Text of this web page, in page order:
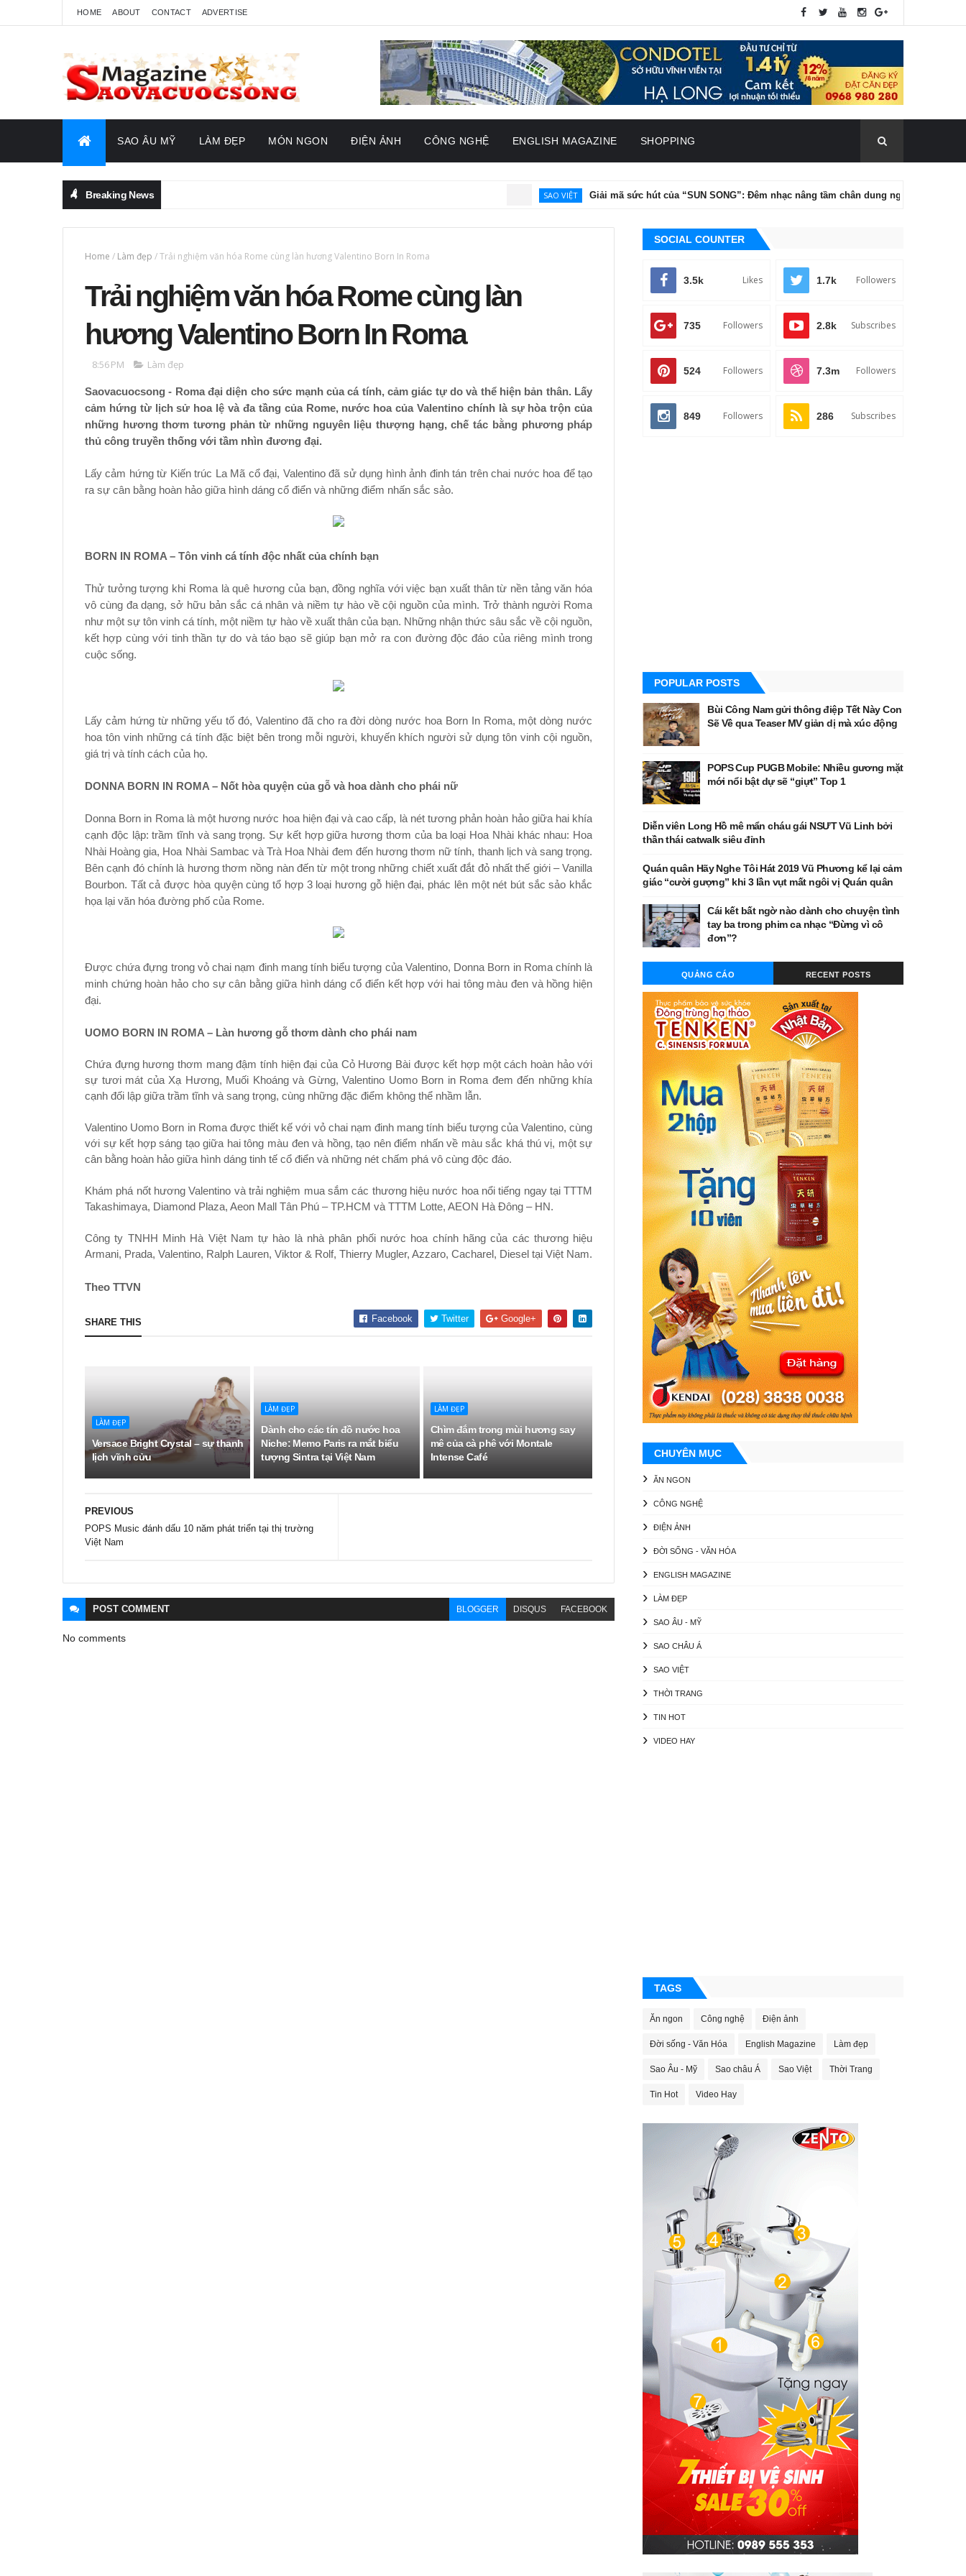
HOME ABOUT CONTACT ADVERTISE
SAO ÂU MỸ LÀM ĐẸP MÓN NGON ĐIỆN ẢNH CÔNG NGHỆ ENGLISH MAGAZINE SHOPPING
Breaking News Giải mã sức hút của “SUN SONG”: Đêm nhạc nâng tầm chân dung nghệ thuật của Tăng
Home / Làm đẹp /Trải nghiệm văn hóa Rome cùng làn hương Valentino Born In Roma
Trải nghiệm văn hóa Rome cùng làn
hương Valentino Born In Roma
8:56 PM Làm đẹp
Saovacuocsong - Roma đại diện cho sức mạnh của cá tính, cảm giác tự do và thể hiện bản thân. Lấy
cảm hứng từ lịch sử hoa lệ và đa tầng của Rome, nước hoa của Valentino chính là sự hòa trộn của
những hương thơm tương phản từ những nguyên liệu thượng hạng, chế tác bằng phương pháp
thủ công truyền thống với tầm nhìn đương đại.
Lấy cảm hứng từ Kiến trúc La Mã cổ đại, Valentino đã sử dụng hình ảnh đinh tán trên chai nước hoa để tạo
ra sự cân bằng hoàn hảo giữa hình dáng cổ điển và những điểm nhấn sắc sảo.
BORN IN ROMA – Tôn vinh cá tính độc nhất của chính bạn
Thử tưởng tượng khi Roma là quê hương của bạn, đồng nghĩa với việc bạn xuất thân từ nền tảng văn hóa
vô cùng đa dạng, sở hữu bản sắc cá nhân và niềm tự hào về cội nguồn của mình. Trở thành người Roma
như một sự tôn vinh cá tính, một niềm tự hào về xuất thân của bạn. Những nhận thức sâu sắc về cội nguồn,
kết hợp cùng với tinh thần tự do và táo bạo sẽ giúp bạn mở ra con đường độc đáo của riêng mình trong
cuộc sống.
Lấy cảm hứng từ những yếu tố đó, Valentino đã cho ra đời dòng nước hoa Born In Roma, một dòng nước
hoa tôn vinh những cá tính đặc biệt bên trong mỗi người, khuyến khích người sử dụng tôn vinh cội nguồn,
giá trị và tính cách của họ.
DONNA BORN IN ROMA – Nốt hòa quyện của gỗ và hoa dành cho phái nữ
Donna Born in Roma là một hương nước hoa hiện đại và cao cấp, là nét tương phản hoàn hảo giữa hai khía
cạnh độc lập: trầm tĩnh và sang trọng. Sự kết hợp giữa hương thơm của ba loại Hoa Nhài khác nhau: Hoa
Nhài Hoàng gia, Hoa Nhài Sambac và Trà Hoa Nhài đem đến hương thơm nữ tính, thanh lịch và sang trọng.
Bên cạnh đó chính là hương thơm nồng nàn đến từ một trong những chiết xuất đắt đỏ nhất thế giới – Vanilla
Bourbon. Tất cả được hòa quyện cùng tổ hợp 3 loại hương gỗ hiện đại, phác lên một nét bút sắc sảo khắc
họa lại văn hóa đường phố của Rome.
Được chứa đựng trong vỏ chai nạm đinh mang tính biểu tượng của Valentino, Donna Born in Roma chính là
minh chứng hoàn hảo cho sự cân bằng giữa hình dáng cổ điển kết hợp với hai tông màu đen và hồng hiện
đại.
UOMO BORN IN ROMA – Làn hương gỗ thơm dành cho phái nam
Chứa đựng hương thơm mang đậm tính hiện đại của Cỏ Hương Bài được kết hợp một cách hoàn hảo với
sự tươi mát của Xạ Hương, Muối Khoáng và Gừng, Valentino Uomo Born in Roma đem đến những khía
cạnh đối lập giữa trầm tĩnh và sang trọng, cùng những đặc điểm không thể nhầm lẫn.
Valentino Uomo Born in Roma được thiết kế với vỏ chai nạm đinh mang tính biểu tượng của Valentino, cùng
với sự kết hợp sáng tạo giữa hai tông màu đen và hồng, tạo nên điểm nhấn về màu sắc khá thú vị, một sự
cân bằng hoàn hảo giữa hình dáng tinh tế cổ điển và những nét chấm phá vô cùng độc đáo.
Khám phá nốt hương Valentino và trải nghiệm mua sắm các thương hiệu nước hoa nổi tiếng ngay tại TTTM
Takashimaya, Diamond Plaza, Aeon Mall Tân Phú – TP.HCM và TTTM Lotte, AEON Hà Đông – HN.
Công ty TNHH Minh Hà Việt Nam tự hào là nhà phân phối nước hoa chính hãng của các thương hiệu
Armani, Prada, Valentino, Ralph Lauren, Viktor & Rolf, Thierry Mugler, Azzaro, Cacharel, Diesel tại Việt Nam.
Theo TTVN
SHARE THIS Facebook Twitter Google+
LÀM ĐẸP
Versace Bright Crystal – sự thanh
lịch vĩnh cửu
LÀM ĐẸP
Dành cho các tín đồ nước hoa
Niche: Memo Paris ra mắt biểu
tượng Sintra tại Việt Nam
LÀM ĐẸP
Chìm đắm trong mùi hương say
mê của cà phê với Montale
Intense Café
PREVIOUS
POPS Music đánh dấu 10 năm phát triển tại thị trường
Việt Nam
POST COMMENT BLOGGER DISQUS FACEBOOK
No comments
SOCIAL COUNTER
3.5k Likes 1.7k Followers
735 Followers 2.8k Subscribes
524 Followers 7.3m Followers
849 Followers 286 Subscribes
POPULAR POSTS
Bùi Công Nam gửi thông điệp Tết Này Con
Sẽ Về qua Teaser MV giản dị mà xúc động
POPS Cup PUGB Mobile: Nhiều gương mặt
mới nổi bật dự sẽ “giựt” Top 1
Diễn viên Long Hồ mê mẩn cháu gái NSƯT Vũ Linh bởi
thần thái catwalk siêu đỉnh
Quán quân Hãy Nghe Tôi Hát 2019 Vũ Phương kể lại cảm
giác “cười gượng” khi 3 lần vụt mất ngôi vị Quán quân
Cái kết bất ngờ nào dành cho chuyện tình
tay ba trong phim ca nhạc “Đừng vì cô
đơn”?
QUẢNG CÁO RECENT POSTS
CHUYÊN MỤC
ĂN NGON
CÔNG NGHỆ
ĐIỆN ẢNH
ĐỜI SỐNG - VĂN HÓA
ENGLISH MAGAZINE
LÀM ĐẸP
SAO ÂU - MỸ
SAO CHÂU Á
SAO VIỆT
THỜI TRANG
TIN HOT
VIDEO HAY
TAGS
Ăn ngon Công nghệ Điện ảnh
Đời sống - Văn Hóa English Magazine Làm đẹp
Sao Âu - Mỹ Sao châu Á Sao Việt Thời Trang
Tin Hot Video Hay